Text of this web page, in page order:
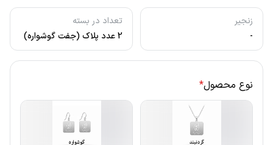
زنجیر
-
تعداد در بسته
2 عدد پلاک (جفت گوشواره)
نوع محصول*